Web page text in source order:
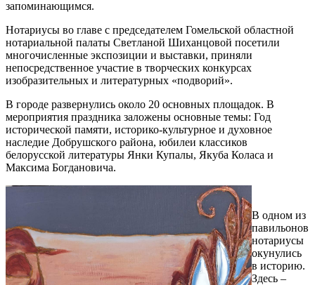
запоминающимся.
Нотариусы во главе с председателем Гомельской областной
нотариальной палаты Светланой Шиханцовой посетили
многочисленные экспозиции и выставки, приняли
непосредственное участие в творческих конкурсах
изобразительных и литературных «подворий».
В городе развернулись около 20 основных площадок. В
мероприятия праздника заложены основные темы: Год
исторической памяти, историко-культурное и духовное
наследие Добрушского района, юбилеи классиков
белорусской литературы Янки Купалы, Якуба Коласа и
Максима Богдановича.
В одном из
павильонов
нотариусы
окунулись
в историю.
Здесь –